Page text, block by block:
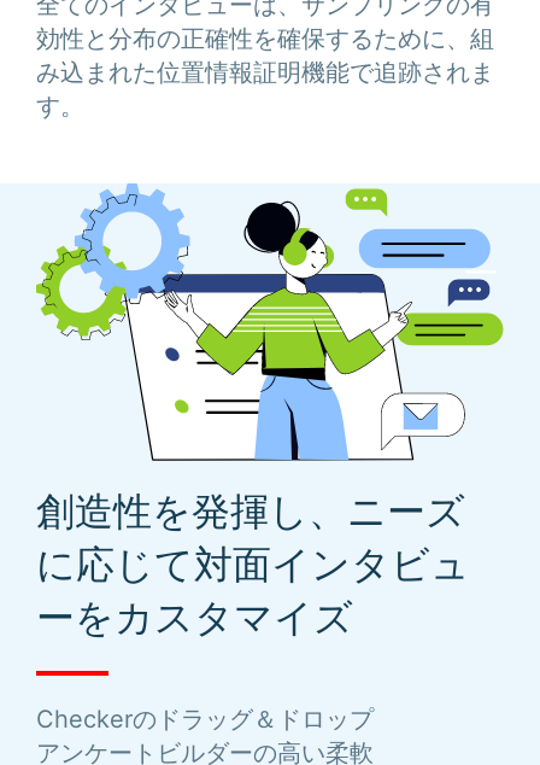
効性と分布の正確性を確保するために、組
み込まれた位置情報証明機能で追跡されま
す。
創造性を発揮し、ニーズ
に応じて対面インタビュ
ーをカスタマイズ
Checkerのドラッグ＆ドロップ
アンケートビルダーの高い柔軟